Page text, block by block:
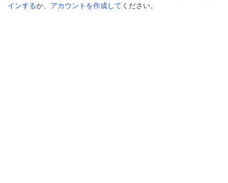
インするか、 アカウントを作成して ください。